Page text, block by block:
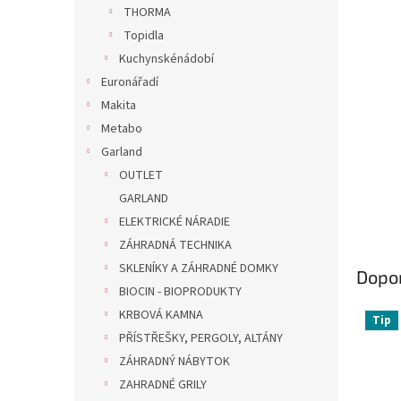
THORMA
Topidla
Kuchynskénádobí
Euronářadí
Makita
Metabo
Garland
OUTLET
GARLAND
ELEKTRICKÉ NÁRADIE
ZÁHRADNÁ TECHNIKA
SKLENÍKY A ZÁHRADNÉ DOMKY
BIOCIN - BIOPRODUKTY
KRBOVÁ KAMNA
PŘÍSTŘEŠKY, PERGOLY, ALTÁNY
ZÁHRADNÝ NÁBYTOK
ZAHRADNÉ GRILY
Tip